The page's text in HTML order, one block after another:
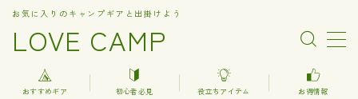
LOVE CAMP
お気に入りのキャンプギアと出掛けよう
おすすめギア 初心者必見 役立ちアイテム お得情報